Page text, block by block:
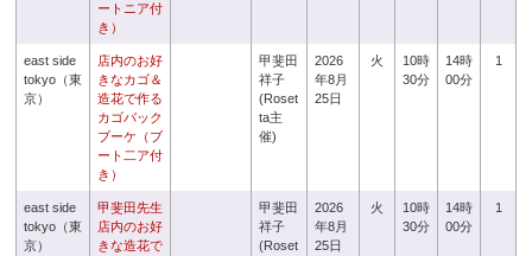
ートニア付
き）
east side
tokyo（東
京）
店内のお好
きなカゴ＆
造花で作る
カゴバック
ブーケ（ブ
ート二ア付
き）
甲斐田
祥子
(Roset
ta主
催)
2026
年8月
25日
火
10時
30分
14時
00分
1
east side
tokyo（東
京）
甲斐田先生
店内のお好
きな造花で
甲斐田
祥子
(Roset
2026
年8月
25日
火
10時
30分
14時
00分
1